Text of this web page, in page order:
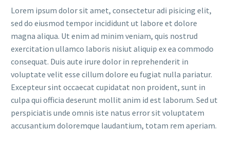
Lorem ipsum dolor sit amet, consectetur adi pisicing elit,
sed do eiusmod tempor incididunt ut labore et dolore
magna aliqua. Ut enim ad minim veniam, quis nostrud
exercitation ullamco laboris nisiut aliquip ex ea commodo
consequat. Duis aute irure dolor in reprehenderit in
voluptate velit esse cillum dolore eu fugiat nulla pariatur.
Excepteur sint occaecat cupidatat non proident, sunt in
culpa qui officia deserunt mollit anim id est laborum. Sed ut
perspiciatis unde omnis iste natus error sit voluptatem
accusantium doloremque laudantium, totam rem aperiam.